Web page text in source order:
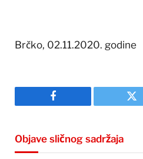
Brčko, 02.11.2020. godine
Facebook
Objave sličnog sadržaja